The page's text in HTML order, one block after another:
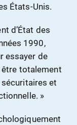
États-Unis.
d’État des
1990,
essayer de
être totalement
et
»